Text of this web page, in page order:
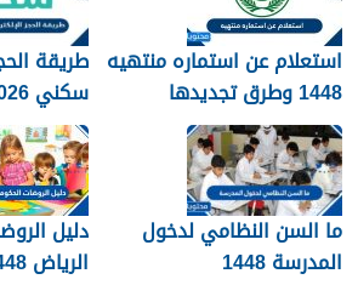
استعلام عن استماره منتهيه
1448 وطرق تجديدها
طريقة
بالتفصيل
ما السن النظامي لدخول
المدرسة 1448
دليل
الرياض 1448